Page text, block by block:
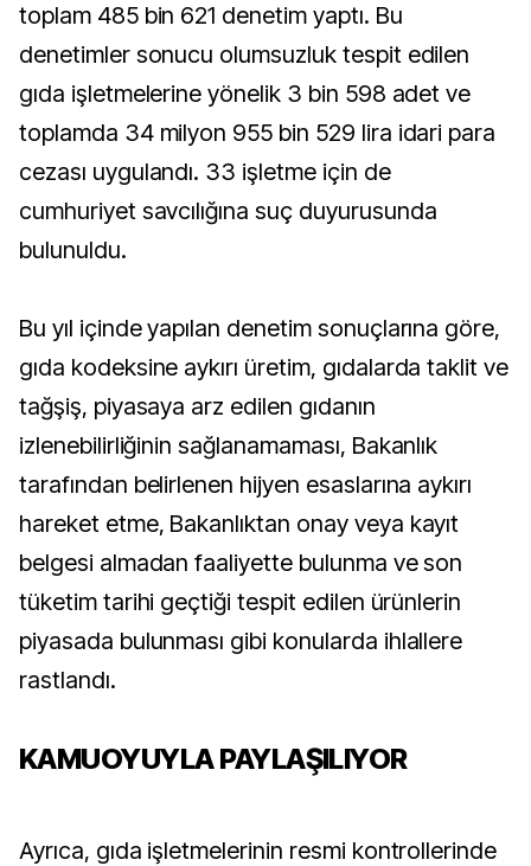
toplam 485 bin 621 denetim yaptı. Bu
denetimler sonucu olumsuzluk tespit edilen
gıda işletmelerine yönelik 3 bin 598 adet ve
toplamda 34 milyon 955 bin 529 lira idari para
cezası uygulandı. 33 işletme için de
cumhuriyet savcılığına suç duyurusunda
bulunuldu.
Bu yıl içinde yapılan denetim sonuçlarına göre,
gıda kodeksine aykırı üretim, gıdalarda taklit ve
tağşiş, piyasaya arz edilen gıdanın
izlenebilirliğinin sağlanamaması, Bakanlık
tarafından belirlenen hijyen esaslarına aykırı
hareket etme, Bakanlıktan onay veya kayıt
belgesi almadan faaliyette bulunma ve son
tüketim tarihi geçtiği tespit edilen ürünlerin
piyasada bulunması gibi konularda ihlallere
rastlandı.
KAMUOYUYLA PAYLAŞILIYOR
Ayrıca, gıda işletmelerinin resmi kontrollerinde